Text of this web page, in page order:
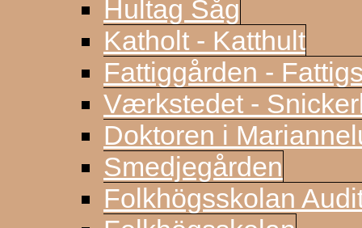
Hultag Såg
Katholt - Katthult
Fattiggården -
Værkstedet -
Doktoren i
Smedjegården
Folkhögsskolan